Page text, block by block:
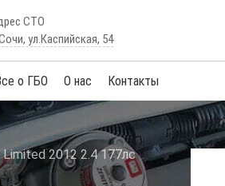
СТО
ул.Каспийская, 54
о ГБО О нас Контакты
2012 2.4 177лс